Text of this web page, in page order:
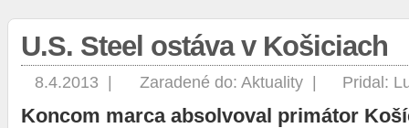
Kasárne/Kulturpark
Projekt SPOTs
Pentapolitana
Destinácia Košice
Terra Incognita
Iné
Regióny
Slovensko
Šport
Tlačové správy
Zahraničie
U.S. Steel ostáva v Košiciach
8.4.2013 | Zaradené do: Aktuality Pridal:
Koncom marca absolvoval primátor